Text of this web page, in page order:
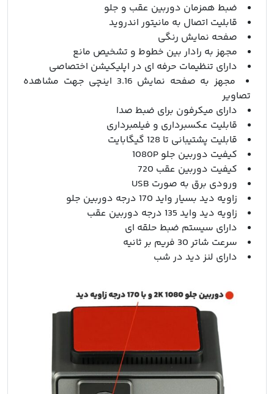
ضبط همزمان دوربین عقب و جلو
قابلیت اتصال به مانیتور اندروید
صفحه نمایش رنگی
مجهز به رادار بین خطوط و تشخیص مانع
دارای تنظیمات حرفه ای در اپلیکیشن اختصاصی
مجهز به صفحه نمایش 3.16 اینچی جهت مشاهده
تصاویر
دارای میکرفون برای ضبط صدا
قابلیت عکسبرداری و فیلمبرداری
قابلیت پشتیبانی تا 128 گیگابایت
کیفیت دوربین جلو 1080P
کیفیت دوربین عقب 720
ورودی برق به صورت USB
زاویه دید بسیار واید 170 درجه دوربین جلو
زاویه دید واید 135 درجه دوربین عقب
دارای سیستم ضبط حلقه ای
سرعت شاتر 30 فریم بر ثانیه
دارای لنز دید در شب